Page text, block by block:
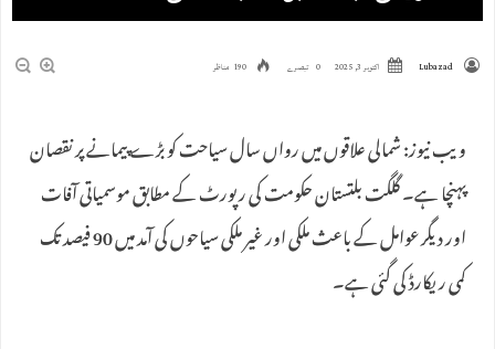
Lubazad اکتوبر 3, 2025 0 تبصرے 190 مناظر
ویب نیوز: شمالی علاقوں میں رواں سال سیاحت کو بڑے پیمانے پر نقصان
پہنچا ہے۔ گلگت بلتستان حکومت کی رپورٹ کے مطابق موسمیاتی آفات
اور دیگر عوامل کے باعث ملکی اور غیر ملکی سیاحوں کی آمد میں 90 فیصد تک
کمی ریکارڈ کی گئی ہے۔